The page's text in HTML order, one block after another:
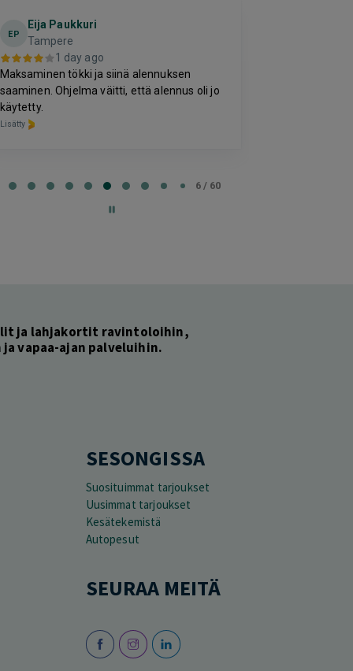
EP
Eija Paukkuri
Tampere
1 day ago
Maksaminen tökki ja siinä alennuksen
saaminen. Ohjelma väitti, että alennus oli jo
käytetty.
Lisätty
6 / 60
ja lahjakortit ravintoloihin,
vapaa-ajan palveluihin.
SESONGISSA
Suosituimmat tarjoukset
Uusimmat tarjoukset
Kesätekemistä
Autopesut
SEURAA MEITÄ